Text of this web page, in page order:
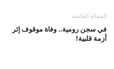
المقالة القادمة
في سجن رومية.. وفاة موقوف إثر
أزمة قلبية!